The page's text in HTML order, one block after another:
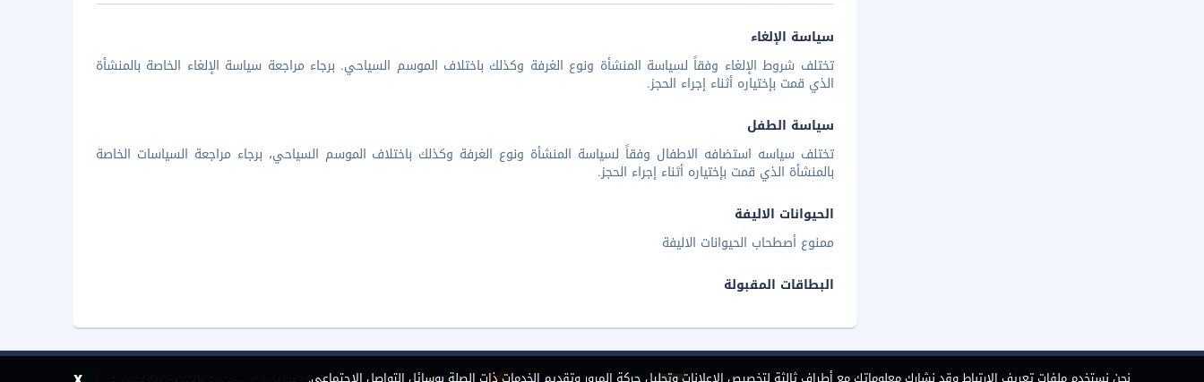
سياسة الإلغاء
تختلف شروط الإلغاء وفقاً لسياسة المنشأة ونوع الغرفة وكذلك باختلاف الموسم السياحي. برجاء مراجعة سياسة الإلغاء الخاصة بالمنشأة
الذي قمت بإختياره أثناء إجراء الحجز.
سياسة الطفل
تختلف سياسه استضافه الاطفال وفقاً لسياسة المنشأة ونوع الغرفة وكذلك باختلاف الموسم السياحي، برجاء مراجعة السياسات الخاصة
بالمنشأة الذي قمت بإختياره أثناء إجراء الحجز.
الحيوانات الاليفة
ممنوع أصطحاب الحيوانات الاليفة
البطاقات المقبولة